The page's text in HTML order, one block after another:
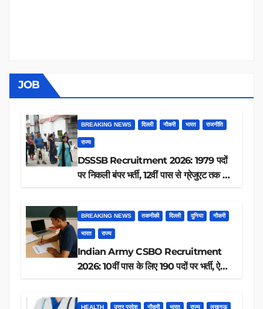
JOB
BREAKING NEWS दिल्ली नौकरी भारत राजनीति
राज्य
DSSSB Recruitment 2026: 1979 पदों
पर निकली बंपर भर्ती, 12वीं पास से ग्रेजुएट तक करें
BREAKING NEWS तकनीकी दिल्ली दुनिया नौकरी
भारत राज्य
Indian Army CSBO Recruitment
2026: 10वीं पास के लिए 190 पदों पर भर्ती, ऐसे
HEALTH उत्तर प्रदेश नौकरी भारत राज्य लखनऊ